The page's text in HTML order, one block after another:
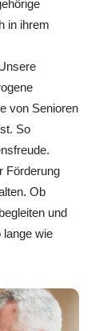
in ihrem
von Senioren
So
Förderung
Ob
und
lange wie